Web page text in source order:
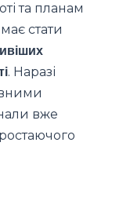
та планам
стати
. Наразі
вже